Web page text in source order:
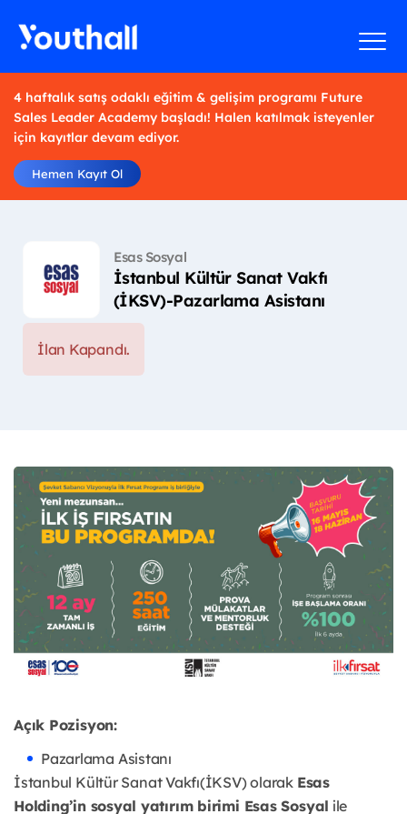
4 haftalık satış odaklı eğitim & gelişim programı Future
Sales Leader Academy başladı! Halen katılmak isteyenler
için kayıtlar devam ediyor.
Hemen Kayıt Ol
Esas Sosyal
İstanbul Kültür Sanat Vakfı
(İKSV)-Pazarlama Asistanı
İlan Kapandı.
Açık Pozisyon:
Pazarlama Asistanı
İstanbul Kültür Sanat Vakfı(İKSV) olarak Esas
Holding’in sosyal yatırım birimi Esas Sosyal ile